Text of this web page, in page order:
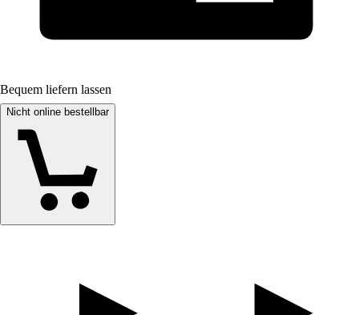
Bequem liefern lassen
Nicht online bestellbar